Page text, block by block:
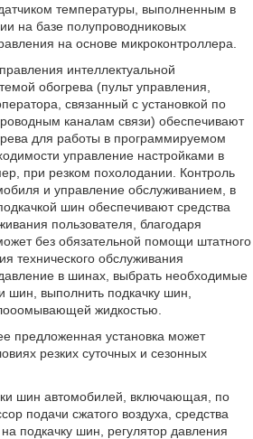
температуры, выполненным в
на базе полупроводниковых
на основе микроконтроллера.
интеллектуальной
обогрева (пульт управления,
связанный с установкой по
каналам связи) обеспечивают
для работы в программируемом
управление настройками в
при резком похолодании. Контроль
и управление обслуживанием, в
шин обеспечивают средства
пользователя, благодаря
без обязательной помощи штатного
технического обслуживания
в шинах, выбрать необходимые
шин, выполнить подкачку шин,
жидкостью.
предложенная установка может
резких суточных и сезонных
шин автомобилей, включающая, по
подачи сжатого воздуха, средства
подкачку шин, регулятор давления